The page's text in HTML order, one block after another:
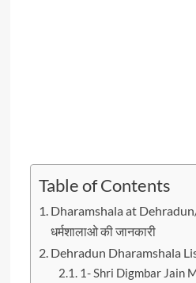
Table of Contents
Dharamshala at
धर्मशालाओ की जानकारी
Dehradun Dharamshala
1- Shri Digmbar Jain